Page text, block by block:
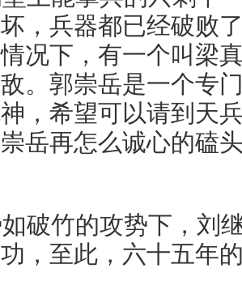
，兵器都已经破败
况下，有一个叫梁
。郭崇岳是一个专
，希望可以请到天
岳再怎么诚心的磕
破竹的攻势下，刘
，至此，六十五年